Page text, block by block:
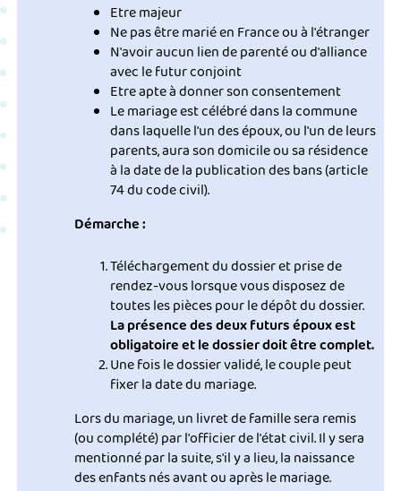
Etre majeur
Ne pas être marié en France ou à l'étranger
N'avoir aucun lien de parenté ou d'alliance
avec le futur conjoint
Etre apte à donner son consentement
Le mariage est célébré dans la commune
dans laquelle l'un des époux, ou l'un de leurs
parents, aura son domicile ou sa résidence
à la date de la publication des bans (article
74 du code civil).
Démarche :
Téléchargement du dossier et prise de
rendez-vous lorsque vous disposez de
toutes les pièces pour le dépôt du dossier.
La présence des deux futurs époux est
obligatoire et le dossier doit être complet.
Une fois le dossier validé, le couple peut
fixer la date du mariage.
Lors du mariage, un livret de famille sera remis
(ou complété) par l'officier de l'état civil. Il y sera
mentionné par la suite, s'il y a lieu, la naissance
des enfants nés avant ou après le mariage.